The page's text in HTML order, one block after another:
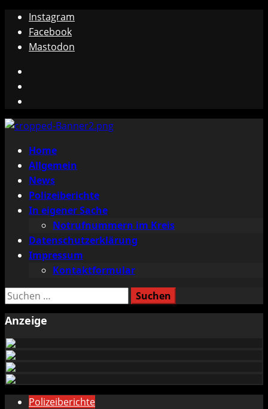
Zum
Inhalt
springen
Instagram
Facebook
Mastodon
Primäres
Menü
Home
Allgemein
News
Polizeiberichte
In eigener Sache
Notrufnummern im Kreis
Datenschutzerklärung
Impressum
Kontaktformular
Suchen
Anzeige
Polizeiberichte